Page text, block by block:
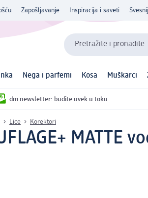
Zapošljavanje Inspiracija i saveti
Pretražite i pronađite
Nega i parfemi Kosa Muškarci
dm newsletter: budite uvek u toku
Lice Korektori
MATTE